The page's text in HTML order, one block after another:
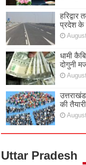
प्रदेश के
धामी
दोगुनी
की
Uttar Pradesh